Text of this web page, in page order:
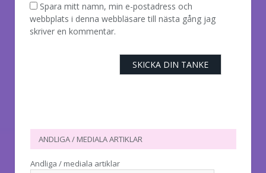
Spara mitt namn, min e-postadress och
webbplats i denna webbläsare till nästa gång jag
skriver en kommentar.
ANDLIGA / MEDIALA ARTIKLAR
Andliga / mediala artiklar